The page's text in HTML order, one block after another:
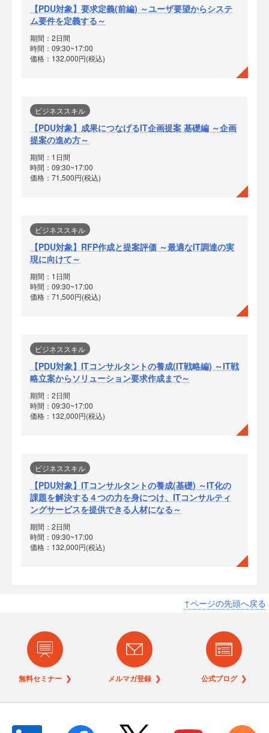
【PDU対象】要求定義(前編) ～ユーザ要望からシステ
ム要件を定義する～
期間：2日間
時間：09:30~17:00
価格：132,000円(税込)
ビジネススキル
【PDU対象】成果につなげるIT企画提案 基礎編 ～企画
提案の進め方～
期間：1日間
時間：09:30~17:00
価格：71,500円(税込)
ビジネススキル
【PDU対象】RFP作成と提案評価 ～最適なIT調達の実
現に向けて～
期間：1日間
時間：09:30~17:00
価格：71,500円(税込)
ビジネススキル
【PDU対象】ITコンサルタントの養成(IT戦略編) ～IT戦
略立案からソリューション要求作成まで～
期間：2日間
時間：09:30~17:00
価格：132,000円(税込)
ビジネススキル
【PDU対象】ITコンサルタントの養成(基礎) ～IT化の
課題を解決する４つの力を身につけ、ITコンサルティ
ングサービスを提供できる人材になる～
期間：2日間
時間：09:30~17:00
価格：132,000円(税込)
↑ページの先頭へ戻る
無料セミナー ❯ メルマガ登録 ❯ 公式ブログ ❯